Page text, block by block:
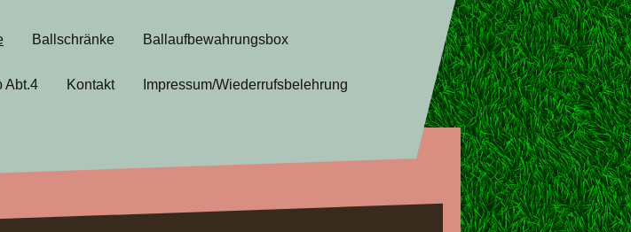
Ballschränke Ballaufbewahrungsbox
Abt.4 Kontakt Impressum/Wiederrufsbelehrung